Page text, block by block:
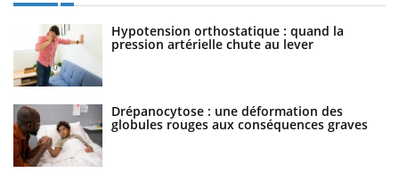
Hypotension orthostatique : quand la
pression artérielle chute au lever
Drépanocytose : une déformation des
globules rouges aux conséquences graves